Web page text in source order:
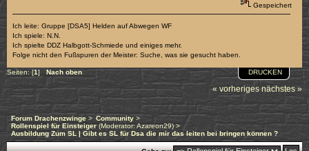
Gespeichert
Ich leite: Gruppe [DSA5] Helden auf Abwegen WF
Ich spiele: N.N.
Ich spielte DDZ Halbgott-Schmiede und einiges mehr.
Folge nicht den Fußspuren der Meister: Suche, was sie gesucht haben.
DRUCKEN
Seiten: [1] Nach oben
« vorheriges nächstes »
Forum Drachenzwinge > Community>
Rollenspiel für Einsteiger (Moderator:Azareon29) >
Ausbildung Zum SL | Gibt es SL für Dsa die mir das leiten bei bringen können ?